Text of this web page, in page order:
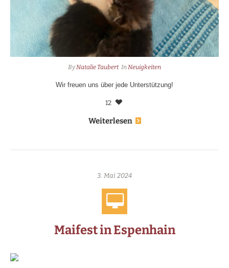
ByNatalie Taubert In Neuigkeiten
Wir freuen uns über jede Unterstützung!
12
Weiterlesen
3. Mai 2024
Maifest in Espenhain